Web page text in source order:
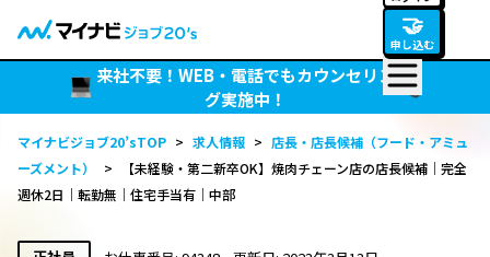
🤝
申し込む
来社不要！WEB・電話でもカウンセリン
グ実施中！
マイナビジョブ20’sTOP > 求人情報 > 店長・店長候補（フード・アミュ
ーズメント）
>
【未経験・第二新卒OK】焼肉チェーン店の店長候補｜完全
週休2日｜転勤無｜住宅手当有｜中部